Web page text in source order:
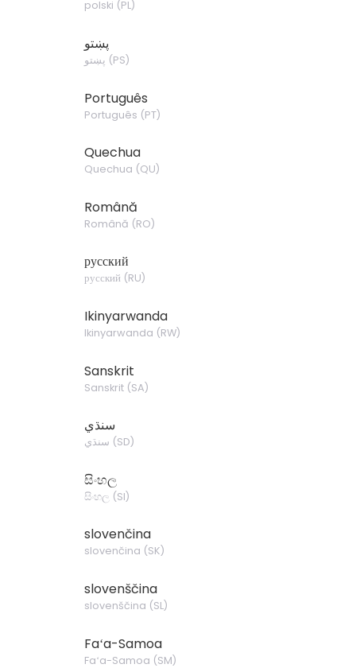
polski (PL)
پښتو
پښتو (PS)
Português
Português (PT)
Quechua
Quechua (QU)
Română
Română (RO)
русский
русский (RU)
Ikinyarwanda
Ikinyarwanda (RW)
Sanskrit
Sanskrit(SA)
سنڌي
سنڌي (SD)
සිංහල
සිංහල (SI)
slovenčina
slovenčina (SK)
slovenščina
slovenščina (SL)
Faʻa-Samoa
Faʻa-Samoa (SM)